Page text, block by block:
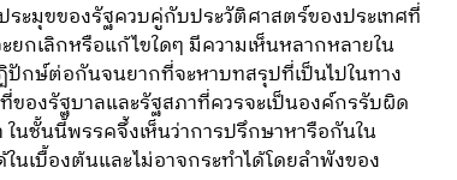
ะมุขของรัฐควบคู่กับประวัติศาสตร์ของประเทศที่
กเลิกหรือแก้ไขใดๆ มีความเห็นหลากหลายใน
กษ์ต่อกันจนยากที่จะหาบทสรุปที่เป็นไปในทาง
องรัฐบาลและรัฐสภาที่ควรจะเป็นองค์กรรับผิด
นชั้นนี้พรรคจึ้งเห็นว่าการปรึกษาหารือกันใน
เบื้องต้นและไม่อาจกระทำได้โดยลำพังของ